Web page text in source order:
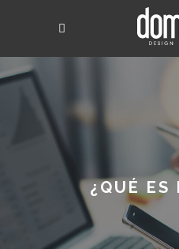
¿QUÉ ES